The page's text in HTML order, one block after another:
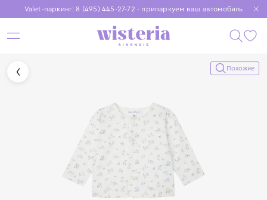
Valet-паркинг: 8 (495) 445-27-72 - припаркуем ваш автомобиль
Бесплатная доставка при заказе от 15 000 ₽
Установите приложение, чтобы покупки были еще удобнее
Похожие